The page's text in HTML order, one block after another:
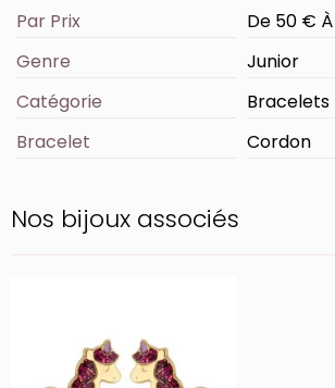
Par Prix
De 50 €
Genre
Junior
Catégorie
Bracelets
Bracelet
Cordon
Nos bijoux associés